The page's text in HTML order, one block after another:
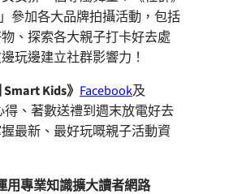
參加各大品牌拍攝活動，包括
、探索各大親子打卡好去處
玩邊建立社群影響力！
Smart Kids》 Facebook及
得、著數送禮到週末放電好去
最新、最好玩嘅親子活動資
用專業知識擴大讀者網路